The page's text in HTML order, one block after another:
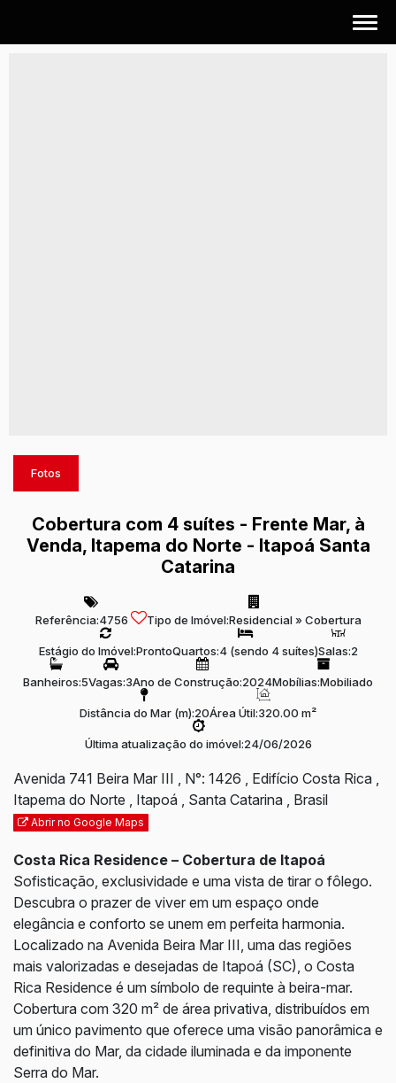
Fotos
Cobertura com 4 suítes - Frente Mar, à
Venda, Itapema do Norte - Itapoá Santa
Catarina
Referência:4756 Tipo de Imóvel:Residencial» Cobertura
Estágio do Imóvel:ProntoQuartos:4 (sendo 4 suítes)Salas:2
Banheiros:5Vagas:3Ano de Construção:2024Mobílias:Mobiliado
Distância do Mar (m):20Área Útil:320.00 m²
Última atualização do imóvel:24/06/2026
Avenida 741 Beira Mar III , N°: 1426 , Edifício Costa Rica ,
Itapema do Norte , Itapoá , Santa Catarina , Brasil
Abrir no Google Maps
Costa Rica Residence – Cobertura de Itapoá
Sofisticação, exclusividade e uma vista de tirar o fôlego.
Descubra o prazer de viver em um espaço onde
elegância e conforto se unem em perfeita harmonia.
Localizado na Avenida Beira Mar III, uma das regiões
mais valorizadas e desejadas de Itapoá (SC), o Costa
Rica Residence é um símbolo de requinte à beira-mar.
Cobertura com 320 m² de área privativa, distribuídos em
um único pavimento que oferece uma visão panorâmica e
definitiva do Mar, da cidade iluminada e da imponente
Serra do Mar.